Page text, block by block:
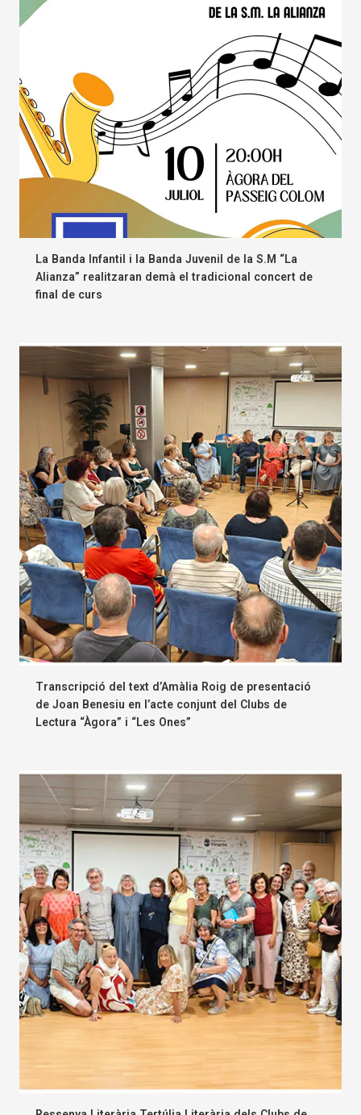
La Banda Infantil i la Banda Juvenil de la S.M “La
Alianza” realitzaran demà el tradicional concert de
final de curs
Transcripció del text d’Amàlia Roig de presentació
de Joan Benesiu en l’acte conjunt del Clubs de
Lectura “Àgora” i “Les Ones”